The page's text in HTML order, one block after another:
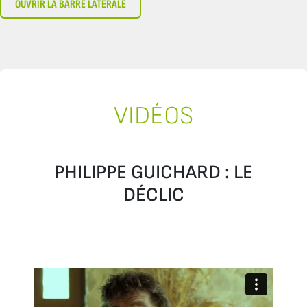
OUVRIR LA BARRE LATÉRALE
VIDÉOS
PHILIPPE GUICHARD : LE
DÉCLIC